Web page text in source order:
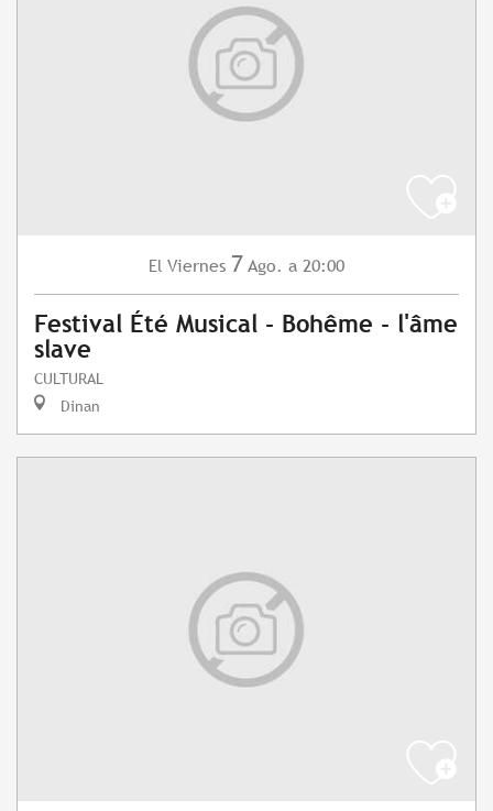
El Viernes 7 Ago. a 20:00
Festival Été Musical - Bohême - l'âme
slave
CULTURAL
Dinan